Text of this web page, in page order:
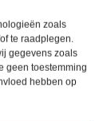
zoals
te raadplegen.
gegevens zoals
geen toestemming
hebben op